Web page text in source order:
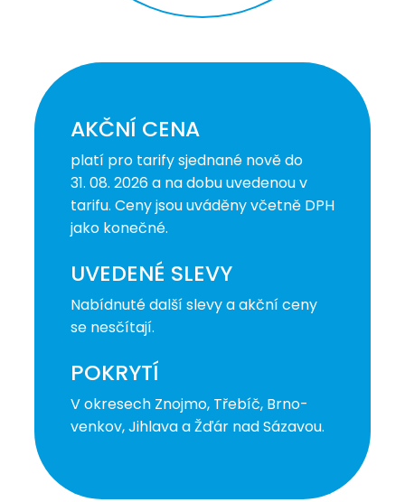
AKČNÍ CENA
platí pro tarify sjednané nově do
31. 08. 2026 a na dobu uvedenou v
tarifu. Ceny jsou uváděny včetně DPH
jako konečné.
UVEDENÉ SLEVY
Nabídnuté další slevy a akční ceny
se nesčítají.
POKRYTÍ
V okresech Znojmo, Třebíč, Brno-
venkov, Jihlava a Žďár nad Sázavou.